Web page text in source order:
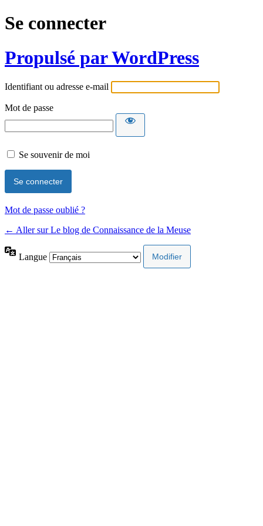
Se connecter
Propulsé par WordPress
Identifiant ou adresse e-mail
Mot de passe
Se souvenir de moi
Mot de passe oublié ?
← Aller sur Le blog de Connaissance de la Meuse
Langue